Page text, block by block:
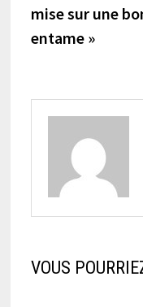
mise sur une
entame »
VOUS